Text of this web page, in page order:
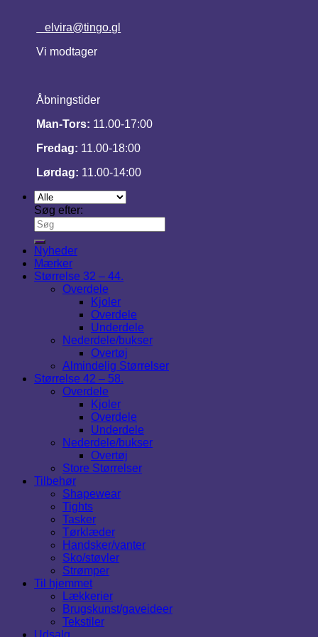
elvira@tingo.gl
Vi modtager
Åbningstider
Man-Tors: 11.00-17:00
Fredag: 11.00-18:00
Lørdag: 11.00-14:00
Søg efter:
Nyheder
Mærker
Størrelse 32 – 44.
Overdele
Kjoler
Overdele
Underdele
Nederdele/bukser
Overtøj
Almindelig Størrelser
Størrelse 42 – 58.
Overdele
Kjoler
Overdele
Underdele
Nederdele/bukser
Overtøj
Store Størrelser
Tilbehør
Shapewear
Tights
Tasker
Tørklæder
Handsker/vanter
Sko/støvler
Strømper
Til hjemmet
Lækkerier
Brugskunst/gaveideer
Tekstiler